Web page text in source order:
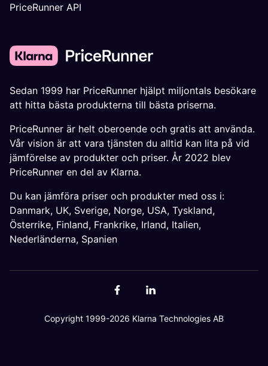
PriceRunner API
Sedan 1999 har PriceRunner hjälpt miljontals besökare
att hitta bästa produkterna till bästa priserna.
PriceRunner är helt oberoende och gratis att använda.
Vår vision är att vara tjänsten du alltid kan lita på vid
jämförelse av produkter och priser. År 2022 blev
PriceRunner en del av Klarna.
Du kan jämföra priser och produkter med oss i:
Danmark, UK, Sverige, Norge, USA, Tyskland,
Österrike, Finland, Frankrike, Irland, Italien,
Nederländerna, Spanien
Copyright 1999-2026 Klarna Technologies AB